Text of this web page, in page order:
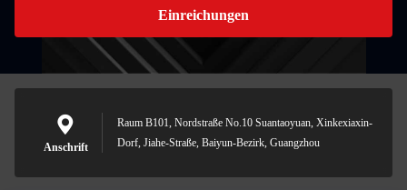
Einreichungen
Anschrift
Raum B101, Nordstraße No.10 Suantaoyuan, Xinkexiaxin-
Dorf, Jiahe-Straße, Baiyun-Bezirk, Guangzhou